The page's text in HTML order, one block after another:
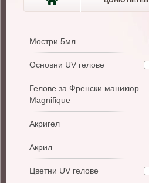
Мостри 5мл
Основни UV гелове
Гелове за Френски маникюр
Magnifique
Акригел
Акрил
Цветни UV гелове